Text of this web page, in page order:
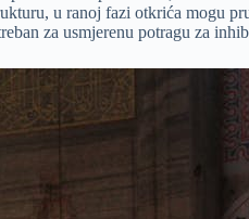
u ranoj fazi otkrića mogu
za usmjerenu potragu za